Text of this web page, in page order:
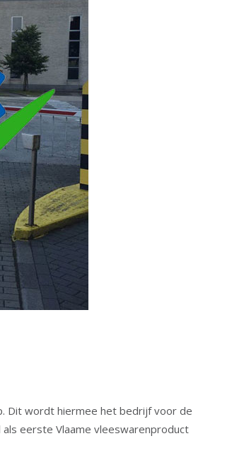
Dit wordt hiermee het bedrijf voor de
eerste Vlaame vleeswarenproduct